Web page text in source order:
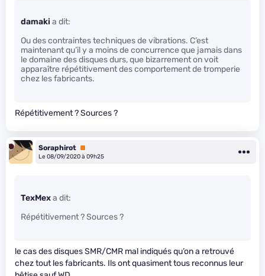
damaki a dit:
Ou des contraintes techniques de vibrations. C’est
maintenant qu’il y a moins de concurrence que jamais dans
le domaine des disques durs, que bizarrement on voit
apparaître répétitivement des comportement de tromperie
chez les fabricants.
Répétitivement ? Sources ?
Soraphirot Premium
Le 08/09/2020 à 09h25
TexMexa dit:
Répétitivement ? Sources ?
le cas des disques SMR/CMR mal indiqués qu’on a retrouvé
chez tout les fabricants. Ils ont quasiment tous reconnus leur